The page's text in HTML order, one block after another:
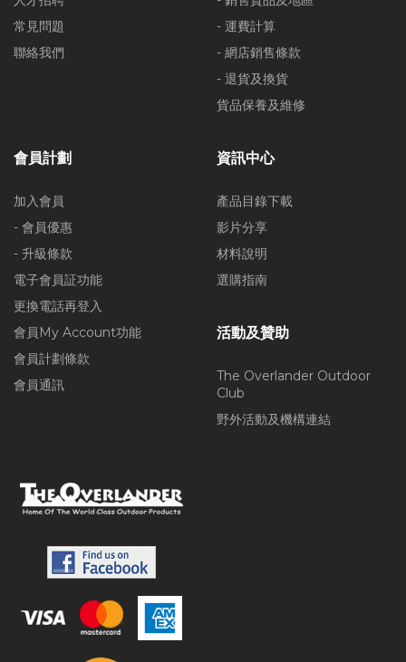
常見問題
聯絡我們
- 運費計算
- 網店銷售條款
- 退貨及換貨
貨品保養及維修
會員計劃
加入會員
- 會員優惠
- 升級條款
電子會員証功能
更換電話再登入
會員My Account功能
會員計劃條款
會員通訊
資訊中心
產品目錄下載
影片分享
材料說明
選購指南
活動及贊助
The Overlander Outdoor
Club
野外活動及機構連結